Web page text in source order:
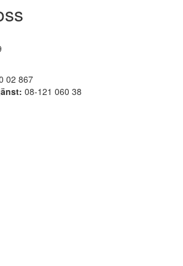
02 867
08-121 060 38